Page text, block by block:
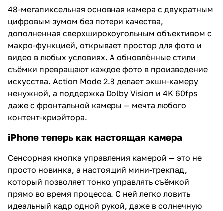
48-мегапиксельная основная камера с двукратным
цифровым зумом без потери качества,
дополненная сверхширокоугольным объективом с
макро-функцией, открывает простор для фото и
видео в любых условиях. А обновлённые стили
съёмки превращают каждое фото в произведение
искусства. Action Mode 2.8 делает экшн-камеру
ненужной, а поддержка Dolby Vision и 4K 60fps
даже с фронтальной камеры — мечта любого
контент-криэйтора.
iPhone теперь как настоящая камера
Сенсорная кнопка управления камерой — это не
просто новинка, а настоящий мини-трекпад,
который позволяет тонко управлять съёмкой
прямо во время процесса. С ней легко ловить
идеальный кадр одной рукой, даже в солнечную